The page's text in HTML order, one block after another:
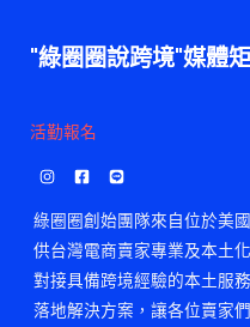
"綠圈圈說跨境"媒體
活勤報名
綠圈圈創始團隊來自位於美
供台灣電商賣家專業及本土
對接具備跨境經驗的本土服
落地解決方案，讓各位賣家